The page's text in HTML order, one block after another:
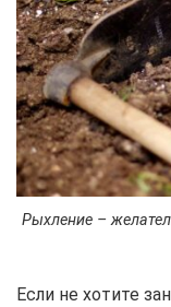
Рыхление –
Если не хотите